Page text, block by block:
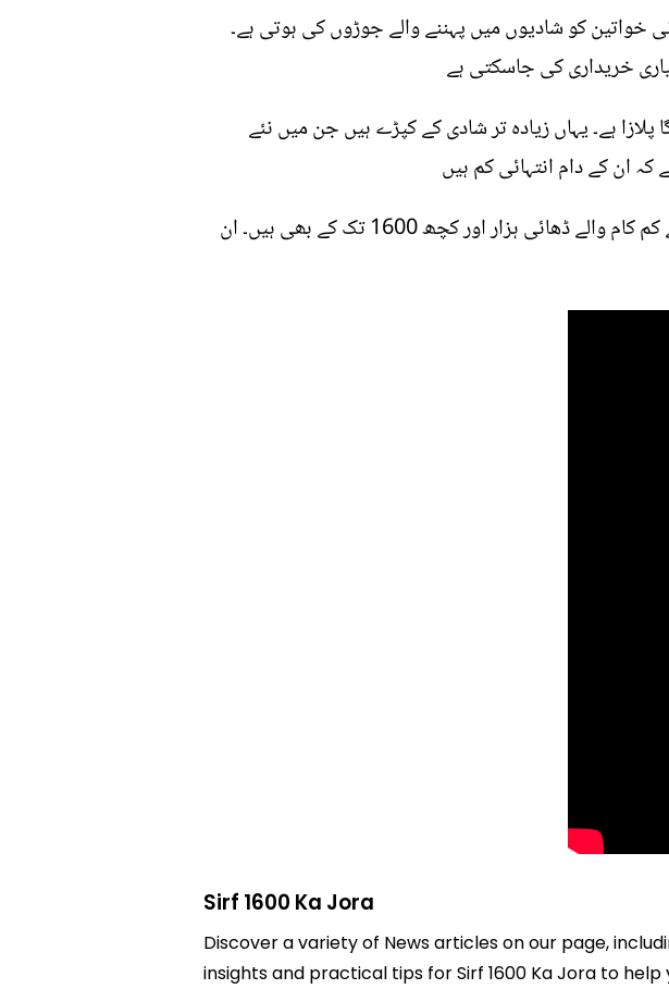
کو شادیوں میں پہننے والے جوڑوں کی ہوتی ہے۔
خریداری کی جاسکتی ہے
ہے۔ یہاں زیادہ تر شادی کے کپڑے ہیں جن میں نئے
ان کے دام انتہائی کم ہیں
گلے اور بارڈر کے ساتھ بنے بنائے جوڑے آٹھ ہزار تک کی قیمت میں جبکہ اس سے کم کام والے ڈھائی ہزار اور کچھ 1600 تک کے بھی ہیں۔ ان
Sirf 1600 Ka Jora
Discover a variety of News articles on our page,
insights and practical tips for Sirf 1600 Ka Jora to